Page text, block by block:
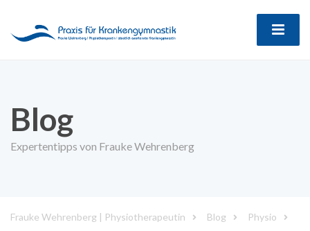
Blog
Expertentipps von Frauke Wehrenberg
Frauke Wehrenberg | Physiotherapeutin Blog Physio